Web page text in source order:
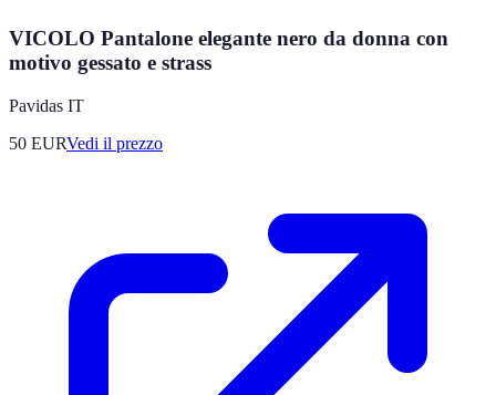
VICOLO Pantalone elegante nero da donna con
motivo gessato e strass
Pavidas IT
50 EURVedi il prezzo